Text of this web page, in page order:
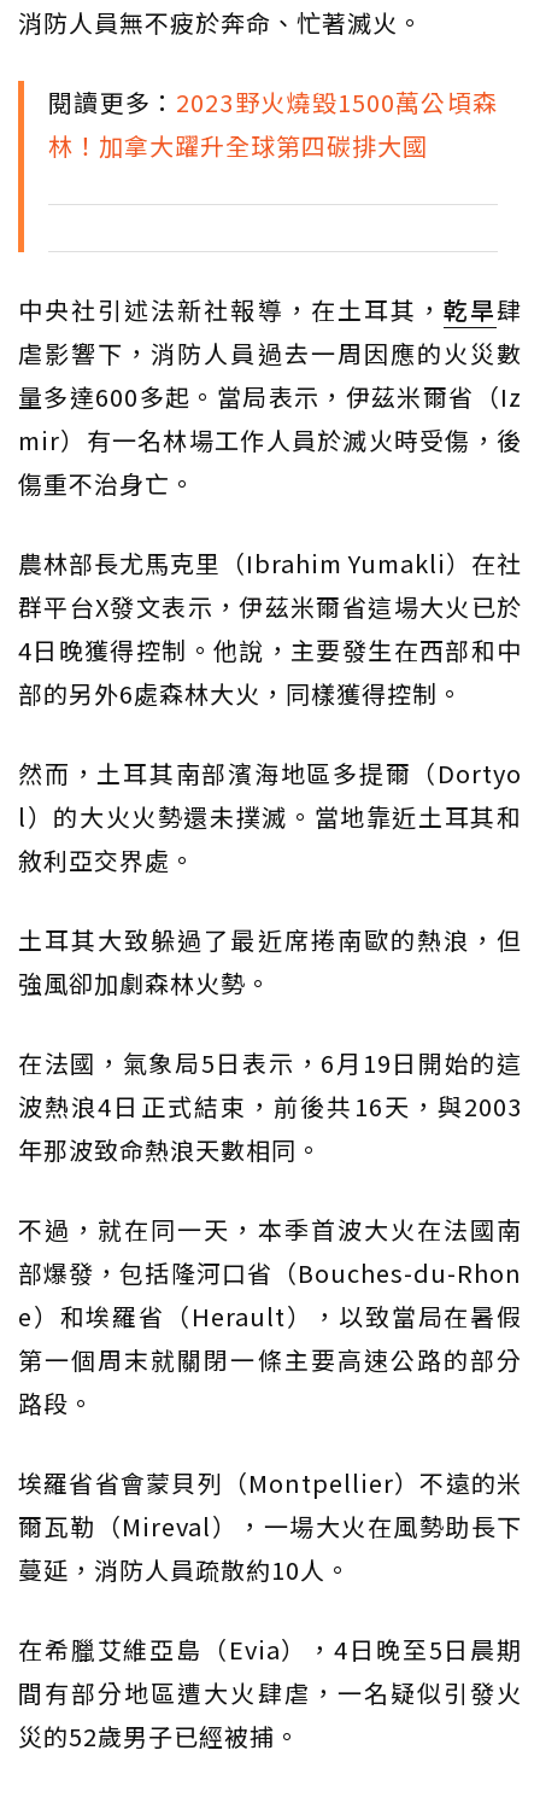
消防人員無不疲於奔命、忙著滅火。
閱讀更多： 2023野火燒毀1500萬公頃森
林！加拿大躍升全球第四碳排大國
中央社引述法新社報導，在土耳其， 乾旱肆
虐影響下，消防人員過去一周因應的火災數
量多達600多起。當局表示，伊茲米爾省（Iz
mir）有一名林場工作人員於滅火時受傷，後
傷重不治身亡。
農林部長尤馬克里（Ibrahim Yumakli）在社
群平台X發文表示，伊茲米爾省這場大火已於
4日晚獲得控制。他說，主要發生在西部和中
部的另外6處森林大火，同樣獲得控制。
然而，土耳其南部濱海地區多提爾（Dortyo
l）的大火火勢還未撲滅。當地靠近土耳其和
敘利亞交界處。
土耳其大致躲過了最近席捲南歐的熱浪，但
強風卻加劇森林火勢。
在法國，氣象局5日表示，6月19日開始的這
波熱浪4日正式結束，前後共16天，與2003
年那波致命熱浪天數相同。
不過，就在同一天，本季首波大火在法國南
部爆發，包括隆河口省（Bouches-du-Rhon
e）和埃羅省（Herault），以致當局在暑假
第一個周末就關閉一條主要高速公路的部分
路段。
埃羅省省會蒙貝列（Montpellier）不遠的米
爾瓦勒（Mireval），一場大火在風勢助長下
蔓延，消防人員疏散約10人。
在希臘艾維亞島（Evia），4日晚至5日晨期
間有部分地區遭大火肆虐，一名疑似引發火
災的52歲男子已經被捕。